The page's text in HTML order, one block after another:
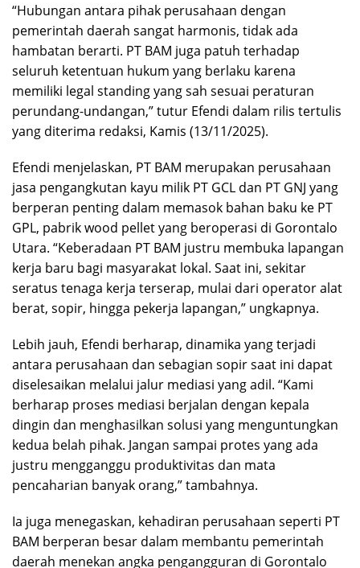
“Hubungan antara pihak perusahaan dengan
pemerintah daerah sangat harmonis, tidak ada
hambatan berarti. PT BAM juga patuh terhadap
seluruh ketentuan hukum yang berlaku karena
memiliki legal standing yang sah sesuai peraturan
perundang-undangan,” tutur Efendi dalam rilis tertulis
yang diterima redaksi, Kamis (13/11/2025).
Efendi menjelaskan, PT BAM merupakan perusahaan
jasa pengangkutan kayu milik PT GCL dan PT GNJ yang
berperan penting dalam memasok bahan baku ke PT
GPL, pabrik wood pellet yang beroperasi di Gorontalo
Utara. “Keberadaan PT BAM justru membuka lapangan
kerja baru bagi masyarakat lokal. Saat ini, sekitar
seratus tenaga kerja terserap, mulai dari operator alat
berat, sopir, hingga pekerja lapangan,” ungkapnya.
Lebih jauh, Efendi berharap, dinamika yang terjadi
antara perusahaan dan sebagian sopir saat ini dapat
diselesaikan melalui jalur mediasi yang adil. “Kami
berharap proses mediasi berjalan dengan kepala
dingin dan menghasilkan solusi yang menguntungkan
kedua belah pihak. Jangan sampai protes yang ada
justru mengganggu produktivitas dan mata
pencaharian banyak orang,” tambahnya.
Ia juga menegaskan, kehadiran perusahaan seperti PT
BAM berperan besar dalam membantu pemerintah
daerah menekan angka pengangguran di Gorontalo